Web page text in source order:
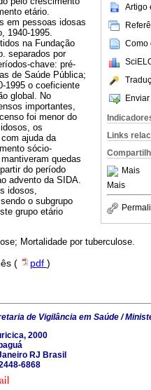
Artigo
Como
Links
Mais
Mais
etário.
em pessoas idosas
1940-1995.
na Fundação
separados por
chave: pré-
de Saúde Pública;
1995 o coeficiente
global. No
importantes,
foi menor do
os
ajuda da
sócio-
quedas
do período
advento da SIDA.
idosos,
o subgrupo
grupo etário
Mortalidade por tuberculose.
( pdf )
de Vigilância em Saúde /
2000
RJ Brasil
6868